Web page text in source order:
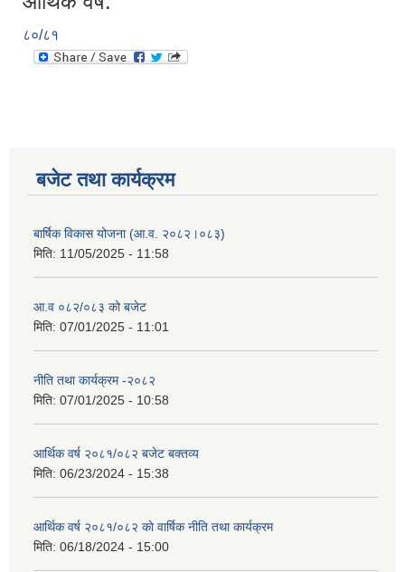
८०/८१
बजेट तथा कार्यक्रम
बार्षिक विकास योजना (आ.व. २०८२।०८३)
मिति: 11/05/2025 - 11:58
आ.व ०८२/०८३ को बजेट
मिति: 07/01/2025 - 11:01
नीति तथा कार्यक्रम -२०८२
मिति: 07/01/2025 - 10:58
आर्थिक वर्ष २०८१/०८२ बजेट बक्तव्य
मिति: 06/23/2024 - 15:38
आर्थिक वर्ष २०८१/०८२ काे वार्षिक नीति तथा कार्यक्रम
मिति: 06/18/2024 - 15:00